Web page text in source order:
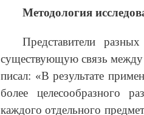
Методология
Представители
существующую связь между
писал: «В результате
более целесообразного
каждого отдельного